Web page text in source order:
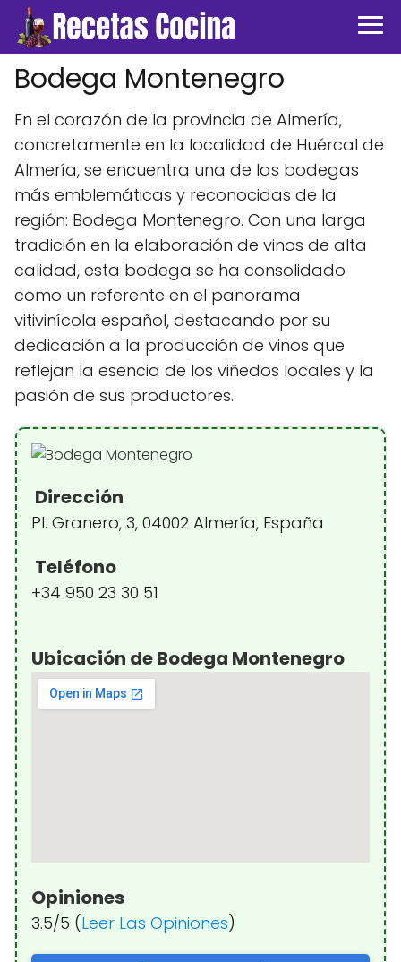
Bodega Montenegro
En el corazón de la provincia de Almería,
concretamente en la localidad de Huércal de
Almería, se encuentra una de las bodegas
más emblemáticas y reconocidas de la
región: Bodega Montenegro. Con una larga
tradición en la elaboración de vinos de alta
calidad, esta bodega se ha consolidado
como un referente en el panorama
vitivinícola español, destacando por su
dedicación a la producción de vinos que
reflejan la esencia de los viñedos locales y la
pasión de sus productores.
Dirección
Pl. Granero, 3, 04002 Almería, España
Teléfono
+34 950 23 30 51
Ubicación de Bodega Montenegro
Opiniones
3.5/5 (Leer Las Opiniones)